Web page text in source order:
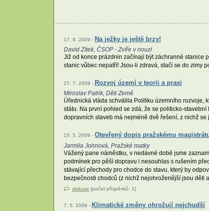
17. 9. 2009 - Na ježky je ještě brzy!
David Zítek, ČSOP - Zvíře v nouzi
Již od konce prázdnin začínají být záchranné stanice
stanic vůbec nepatří! Jsou-li zdravá, stačí se do zimy
27. 7. 2009 - Rozvoj území v teorii a praxi
Miroslav Patrik, Děti Země
Úřednická vláda schválila Politiku územního rozvoje,
státu. Na první pohled se zdá, že se politicko-
dopravních staveb má nejméně dvě řešení, z nichž
15. 5. 2009 - Otevřený dopis pražskému
Jarmila Johnová, Pražské matky
Vážený pane náměstku, v nedávné době jsme
podmínek pro pěší dopravu i nesouhlas s rušením
stávající přechody pro chodce do stavu, který by
bezpečnosti chodců (z nichž nejohroženější jsou děti
diskuse [počet příspěvků: 1]
7. 5. 2009 - Klimatické změny ohrožují nejchudší